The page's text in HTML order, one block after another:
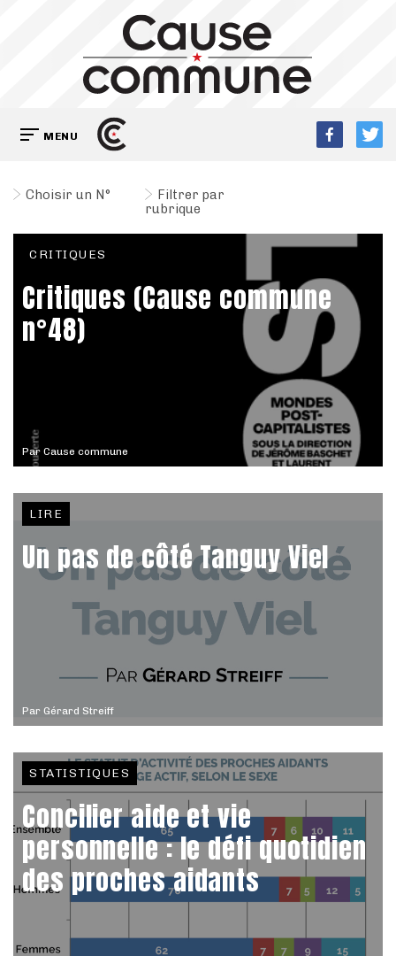
MENU
Choisir un N°
Filtrer par
rubrique
Par Cause commune
CRITIQUES
Critiques (Cause commune
n°48)
Par Gérard Streiff
LIRE
Un pas de côté Tanguy Viel
STATISTIQUES
Concilier aide et vie
personnelle : le défi quotidien
des proches aidants